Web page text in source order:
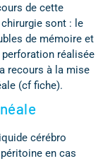
de cette
sont : le
de mémoire et
perforation réalisée
recours à la mise
(cf fiche).
cérébro
en cas